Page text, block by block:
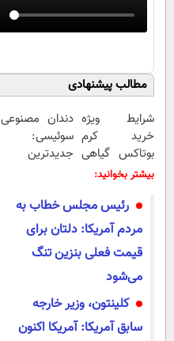
مطالب پیشنهادی
شرایط ویژه
خرید کرم
بوتاکس گیاهی
تا پایان امشب!
دندان مصنوعی
سوئیسی:
جدیدترین
پرداخت قسطی
بیشتر بخوانید:
رئیس مجلس خطاب به
مردم آمریکا: دلتان برای
قیمت فعلی بنزین تنگ
می‌شود
کلینتون، وزیر خارجه
سابق آمریکا: آمریکا اکنون